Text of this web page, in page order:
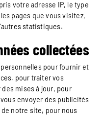
votre adresse IP, le type
pages que vous visitez,
statistiques.
collectées
pour fournir et
pour traiter vos
mises à jour, pour
envoyer des publicités
notre site, pour nous